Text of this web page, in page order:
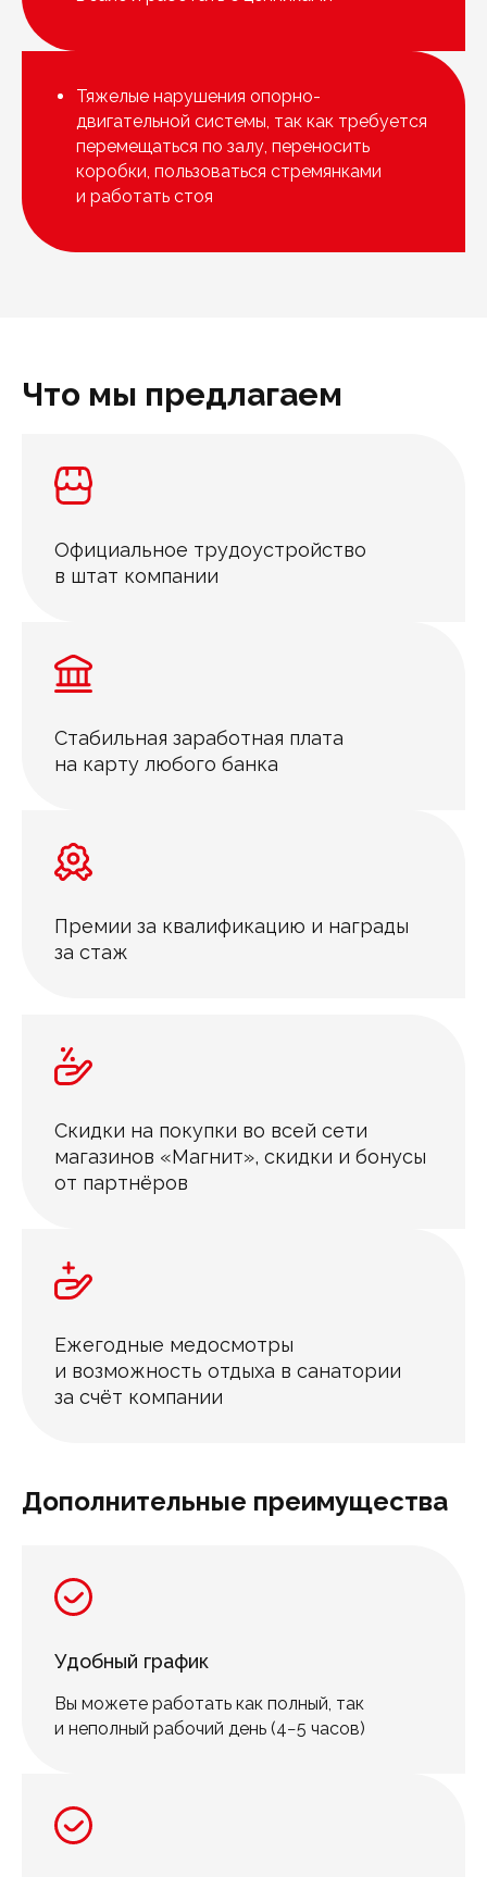
Тяжелые нарушения опорно-
двигательной системы, так как требуется
перемещаться по залу, переносить
коробки, пользоваться стремянками
и работать стоя
Что мы предлагаем
Официальное трудоустройство
в штат компании
Стабильная заработная плата
на карту любого банка
Премии за квалификацию и награды
за стаж
Скидки на покупки во всей сети
магазинов «Магнит», скидки и бонусы
от партнёров
Ежегодные медосмотры
и возможность отдыха в санатории
за счёт компании
Дополнительные преимущества
Удобный график
Вы можете работать как полный, так
и неполный рабочий день (4−5 часов)